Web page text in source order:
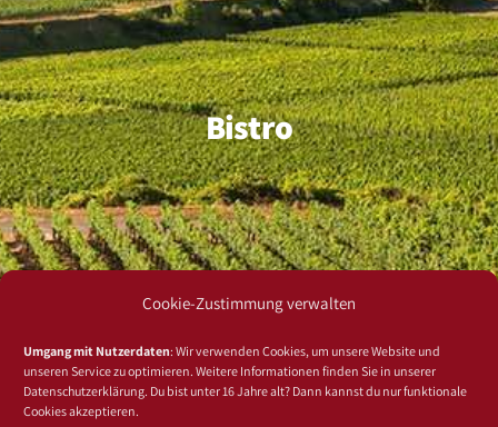
Cookie-Zustimmung verwalten
Umgang mit Nutzerdaten: Wir verwenden Cookies, um unsere Website und
unseren Service zu optimieren. Weitere Informationen finden Sie in unserer
Datenschutzerklärung. Du bist unter 16 Jahre alt? Dann kannst du nur funktionale
Cookies akzeptieren.
Bistro